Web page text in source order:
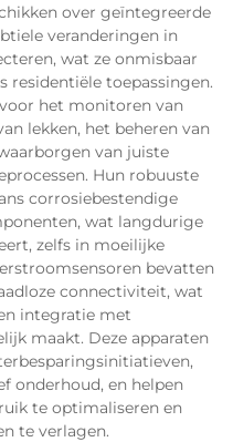
over geïntegreerde
veranderingen in
wat ze onmisbaar
residentiële toepassingen.
het monitoren van
lekken, het beheren van
van juiste
Hun robuuste
corrosiebestendige
wat langdurige
zelfs in moeilijke
bevatten
connectiviteit, wat
integratie met
maakt. Deze apparaten
onderhoud, en helpen
te optimaliseren en
te verlagen.